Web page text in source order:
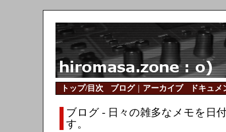
トップ/目次 ブログ｜ アーカイブ ドキュメ
ブログ - 日々の雑多なメモを日
す。